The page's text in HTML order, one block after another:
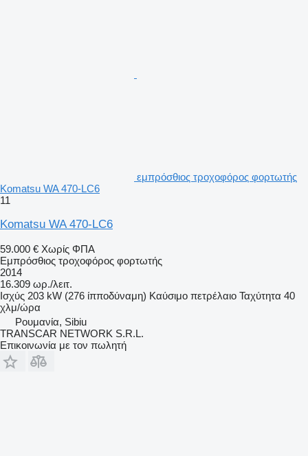
εμπρόσθιος τροχοφόρος φορτωτής
Komatsu WA 470-LC6
11
Komatsu WA 470-LC6
59.000 € Χωρίς ΦΠΑ
Εμπρόσθιος τροχοφόρος φορτωτής
2014
16.309 ωρ./λειτ.
Ισχύς 203 kW (276 ίπποδύναμη) Καύσιμο πετρέλαιο Ταχύτητα 40
χλμ/ώρα
Ρουμανία, Sibiu
TRANSCAR NETWORK S.R.L.
Επικοινωνία με τον πωλητή